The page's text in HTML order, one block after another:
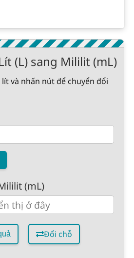
(L) sang Mililit (mL)
và nhấn nút để chuyển đổi
(mL)
Đổi chỗ